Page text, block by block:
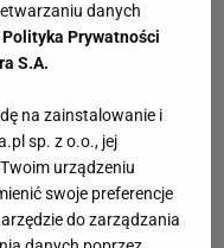
danych
Polityka Prywatności
S.A.
na zainstalowanie i
sp. z o.o., jej
urządzeniu
swoje preferencje
do zarządzania